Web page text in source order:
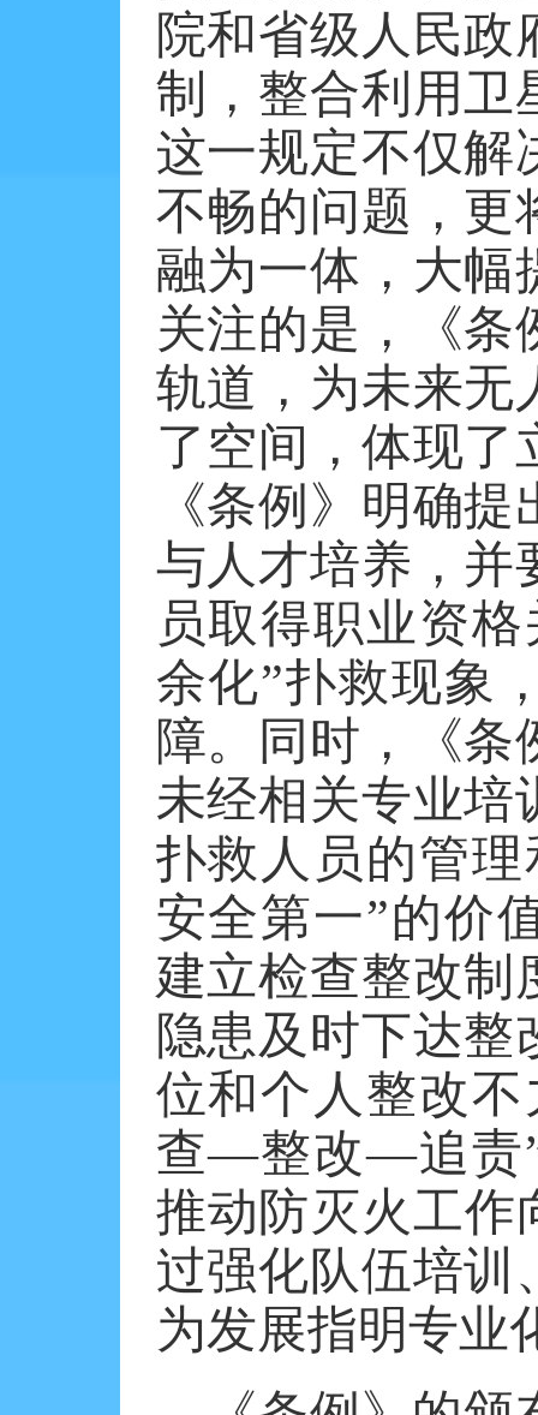
院和省级人民
制，整合利用卫
这一规定不仅解
不畅的问题，更
融为一体，大幅
关注的是，《条
轨道，为未来无
了空间，体现了
《条例》明确
与人才培养，并
员取得职业资
余化”扑救现象
障。同时，《
未经相关专业培
扑救人员的管
安全第一”的价
建立检查整改制
隐患及时下达
位和个人整改
查—整改—追责
推动防灭火工作
过强化队伍培训
为发展指明专业